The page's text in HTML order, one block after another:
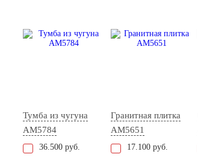
Тумба из чугуна
AM5784
36.500 руб.
Гранитная плитка
AM5651
17.100 руб.